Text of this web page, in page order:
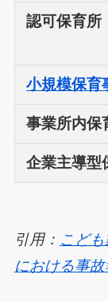
認可保育所
小規模保育
事業所内保
企業主導型
引用： こど
における事故